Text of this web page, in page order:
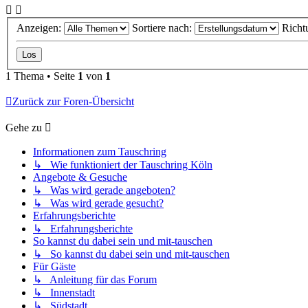
Anzeigen: Sortiere nach:
1 Thema • Seite 1 von 1
Zurück zur Foren-Übersicht
Gehe zu
Informationen zum Tauschring
↳ Wie funktioniert der Tauschring Köln
Angebote & Gesuche
↳ Was wird gerade angeboten?
↳ Was wird gerade gesucht?
Erfahrungsberichte
↳ Erfahrungsberichte
So kannst du dabei sein und mit-tauschen
↳ So kannst du dabei sein und mit-tauschen
Für Gäste
↳ Anleitung für das Forum
↳ Innenstadt